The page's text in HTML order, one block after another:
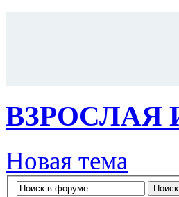
ВЗРОСЛАЯ
Новая тема